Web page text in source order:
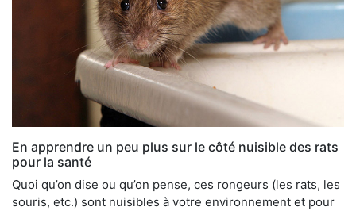
En apprendre un peu plus sur le côté nuisible des rats
pour la santé
Quoi qu’on dise ou qu’on pense, ces rongeurs (les rats, les
souris, etc.) sont nuisibles à votre environnement et pour